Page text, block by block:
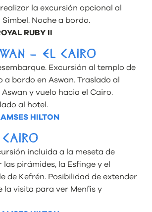
la excursión opcional al
Noche a bordo.
RUBY II
– EL CAIRO
Excursión al templo de
a bordo en Aswan. Traslado al
y vuelo hacia el Cairo.
al hotel.
HILTON
incluida a la meseta de
las pirámides, la Esfinge y el
de Kefrén. Posibilidad de extender
la visita para ver Menfis y